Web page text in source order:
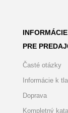
INFORMÁCIE
PRE
Časté otázky
Informácie k
Doprava
Kompletný